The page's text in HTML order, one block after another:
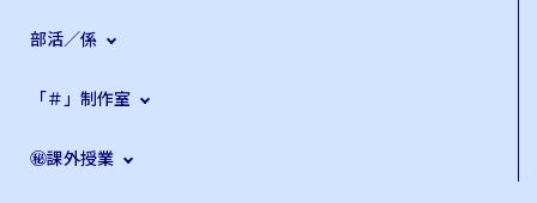
部活／係
「＃」制作室
㊙課外授業